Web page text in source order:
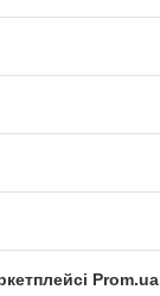
Prom.ua